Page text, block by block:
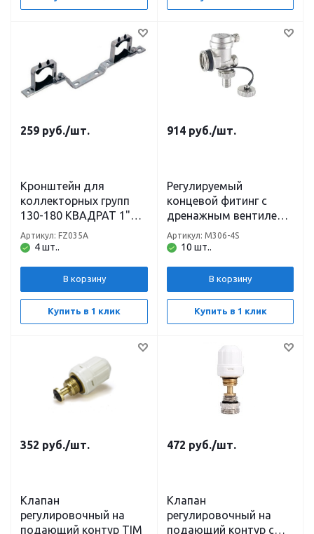
259 руб./шт.
Кронштейн для
коллекторных групп
130-180 КВАДРАТ 1"
(1шт) TIM
4 шт..
Артикул: FZ035A
В корзину
Купить в 1 клик
914 руб./шт.
Регулируемый
концевой фитинг с
дренажным вентилем,
автоматический
воздухоотводчик,
10 шт..
Артикул: M306-4S
В корзину
Купить в 1 клик
352 руб./шт.
Клапан
регулировочный на
подающий контур TIM
472 руб./шт.
Клапан
регулировочный на
подающий контур с